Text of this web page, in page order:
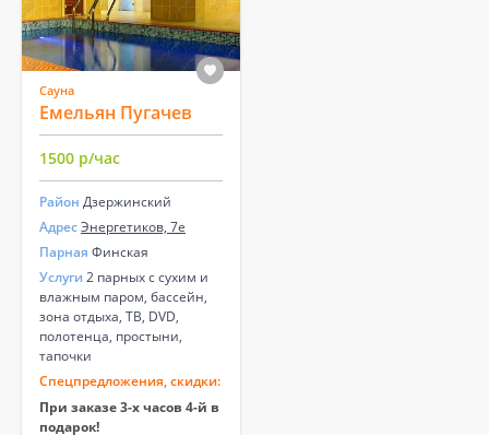
Сауна
Емельян Пугачев
1500 р/час
Район Дзержинский
АдресЭнергетиков, 7е
Парная Финская
Услуги 2 парных с сухим и
влажным паром, бассейн,
зона отдыха, ТВ, DVD,
полотенца, простыни,
тапочки
Спецпредложения, скидки:
При заказе 3-х часов 4-й в
подарок!